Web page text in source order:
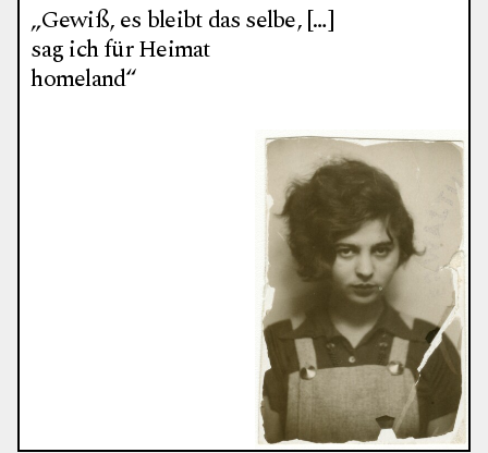
„Gewiß, es bleibt das selbe, […]
sag ich für Heimat
homeland“